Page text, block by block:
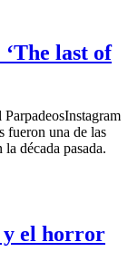
last of
fueron una de las
década pasada.
y el horror